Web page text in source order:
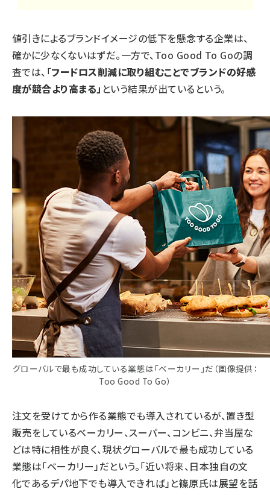
値引きによるブランドイメージの低下を懸念する企業は、
確かに少なくないはずだ。一方で、Too Good To Goの調
査では、「フードロス削減に取り組むことでブランドの好感
度が競合より高まる」 という結果が出ているという。
グローバルで最も成功している業態は「ベーカリー」だ（画像提供：
Too Good To Go）
注文を受けてから作る業態でも導入されているが、置き型
販売をしているベーカリー、スーパー、コンビニ、弁当屋な
どは特に相性が良く、現状グローバルで最も成功している
業態は「ベーカリー」だという。「近い将来、日本独自の文
化であるデパ地下でも導入できれば」と篠原氏は展望を話